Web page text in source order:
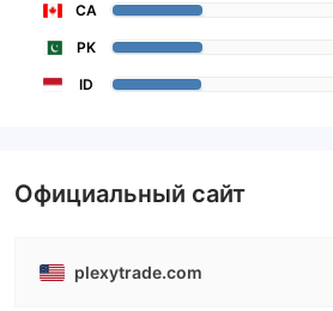
CA
PK
ID
Официальный сайт
plexytrade.com